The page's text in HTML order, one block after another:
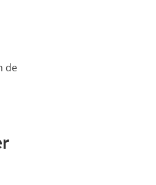
de